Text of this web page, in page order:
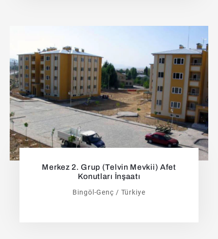
Merkez 2. Grup (Telvin Mevkii) Afet
Konutları İnşaatı
Bingöl-Genç / Türkiye